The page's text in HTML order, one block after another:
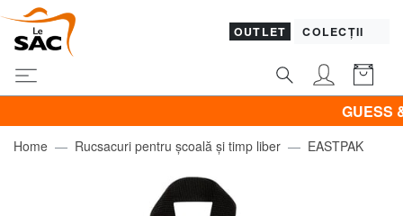
OUTLET COLECȚII
GUESS &
Home Rucsacuri pentru școală și timp liber EASTPAK